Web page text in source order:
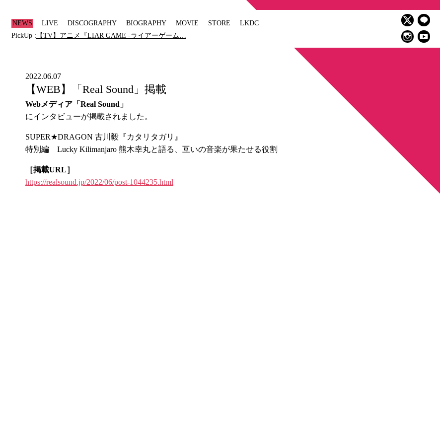
NEWS LIVE DISCOGRAPHY BIOGRAPHY MOVIE STORE
LKDC
PickUp : 【TV】アニメ『LIAR GAME -ライアーゲーム…
2022.06.07
【WEB】「Real Sound」掲載
Webメディア「Real Sound」
にインタビューが掲載されました。
SUPER★DRAGON 古川毅『カタリタガリ』
特別編 Lucky Kilimanjaro 熊木幸丸と語る、互いの音楽が果たせる役割
［掲載URL］
https://realsound.jp/2022/06/post-1044235.html